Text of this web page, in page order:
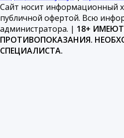
Сайт носит информационный
публичной офертой. Всю
администратора. | 18+
ПРОТИВОПОКАЗАНИЯ.
СПЕЦИАЛИСТА.